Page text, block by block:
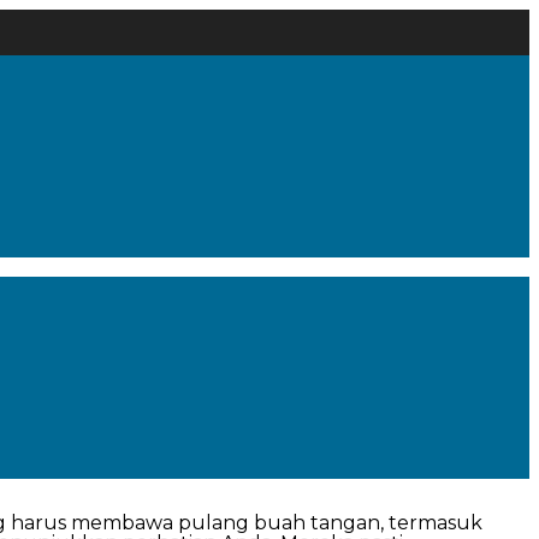
harus membawa pulang buah tangan, termasuk